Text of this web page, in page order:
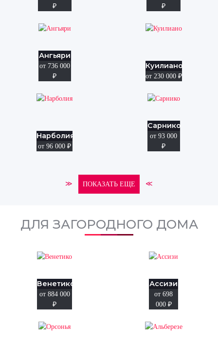
₽
₽
Ангьяри
от 736 000
₽
Куилиано
от 230 000 ₽
Нарболия
от 96 000 ₽
Сарнико
от 93 000
₽
≫ ПОКАЗАТЬ ЕЩЕ ≪
ДЛЯ ЗАГОРОДНОГО ДОМА
Венетико
от 884 000
₽
Ассизи
от 698
000 ₽